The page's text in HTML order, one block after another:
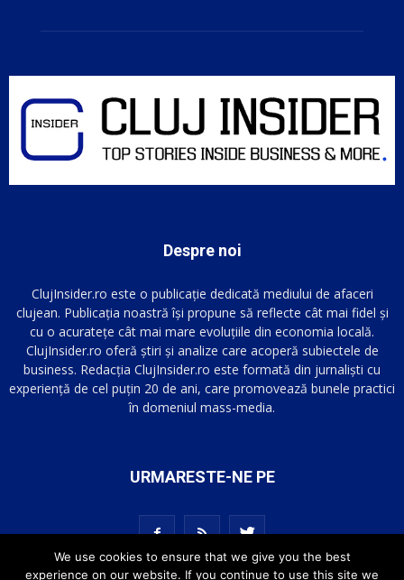
Despre noi
ClujInsider.ro este o publicație dedicată mediului de afaceri
clujean. Publicația noastră își propune să reflecte cât mai fidel și
cu o acuratețe cât mai mare evoluțiile din economia locală.
ClujInsider.ro oferă știri și analize care acoperă subiectele de
business. Redacția ClujInsider.ro este formată din jurnaliști cu
experiență de cel puțin 20 de ani, care promovează bunele practici
în domeniul mass-media.
URMARESTE-NE PE
We use cookies to ensure that we give you the best
experience on our website. If you continue to use this site we